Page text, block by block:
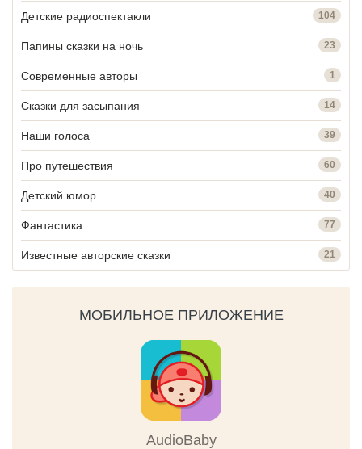
Детские радиоспектакли 104
Папины сказки на ночь 23
Современные авторы 1
Сказки для засыпания 14
Наши голоса 39
Про путешествия 60
Детский юмор 40
Фантастика 77
Известные авторские сказки 21
МОБИЛЬНОЕ ПРИЛОЖЕНИЕ
AudioBaby